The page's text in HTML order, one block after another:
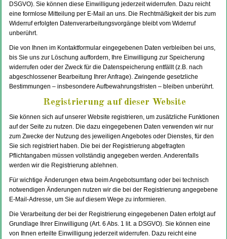
DSGVO). Sie können diese Einwilligung jederzeit widerrufen. Dazu reicht
eine formlose Mitteilung per E-Mail an uns. Die Rechtmäßigkeit der bis zum
Widerruf erfolgten Datenverarbeitungsvorgänge bleibt vom Widerruf
unberührt.
Die von Ihnen im Kontaktformular eingegebenen Daten verbleiben bei uns,
bis Sie uns zur Löschung auffordern, Ihre Einwilligung zur Speicherung
widerrufen oder der Zweck für die Datenspeicherung entfällt (z.B. nach
abgeschlossener Bearbeitung Ihrer Anfrage). Zwingende gesetzliche
Bestimmungen – insbesondere Aufbewahrungsfristen – bleiben unberührt.
Registrierung auf dieser Website
Sie können sich auf unserer Website registrieren, um zusätzliche Funktionen
auf der Seite zu nutzen. Die dazu eingegebenen Daten verwenden wir nur
zum Zwecke der Nutzung des jeweiligen Angebotes oder Dienstes, für den
Sie sich registriert haben. Die bei der Registrierung abgefragten
Pflichtangaben müssen vollständig angegeben werden. Anderenfalls
werden wir die Registrierung ablehnen.
Für wichtige Änderungen etwa beim Angebotsumfang oder bei technisch
notwendigen Änderungen nutzen wir die bei der Registrierung angegebene
E-Mail-Adresse, um Sie auf diesem Wege zu informieren.
Die Verarbeitung der bei der Registrierung eingegebenen Daten erfolgt auf
Grundlage Ihrer Einwilligung (Art. 6 Abs. 1 lit. a DSGVO). Sie können eine
von Ihnen erteilte Einwilligung jederzeit widerrufen. Dazu reicht eine